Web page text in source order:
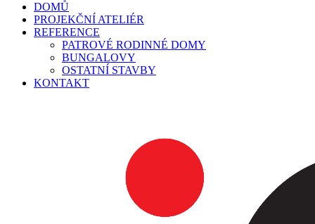
DOMŮ
PROJEKČNÍ ATELIÉR
REFERENCE
PATROVÉ RODINNÉ DOMY
BUNGALOVY
OSTATNÍ STAVBY
KONTAKT